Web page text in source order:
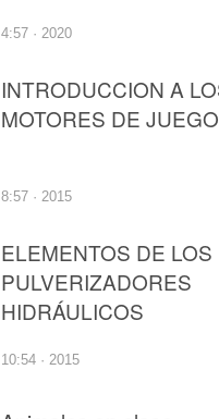
4:57 · 2020
INTRODUCCION A
MOTORES DE
8:57 · 2015
ELEMENTOS DE LOS
PULVERIZADORES
HIDRÁULICOS
10:54 · 2015